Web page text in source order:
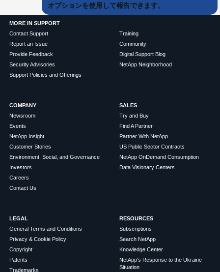
オプションを使用して報告できます。
MORE IN SUPPORT
Contact Support
Report an Issue
Provide Feedback
Security Advisories
Support Policies and Offerings
Training
Community
Digital Support Blog
NetApp Neighborhood
COMPANY
Newsroom
Events
NetApp Insight
Customer Stories
Environment, Social, and Governance
Investors
Careers
Contact Us
SALES
Try and Buy
Find A Partner
Partner With NetApp
US Public Sector Contracts
NetApp OnDemand Consumption
Data Visionary Centers
LEGAL
General Terms and Conditions
Privacy & Cookie Policy
Copyright
Patents
Trademarks
RESOURCES
Subscriptions
Search NetApp
Knowledge Center
NetApp's Response to the Ukraine
Situation